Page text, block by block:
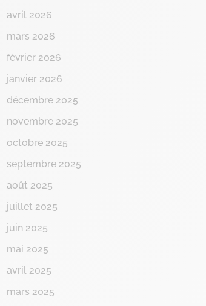
avril 2026
mars 2026
février 2026
janvier 2026
décembre 2025
novembre 2025
octobre 2025
septembre 2025
août 2025
juillet 2025
juin 2025
mai 2025
avril 2025
mars 2025